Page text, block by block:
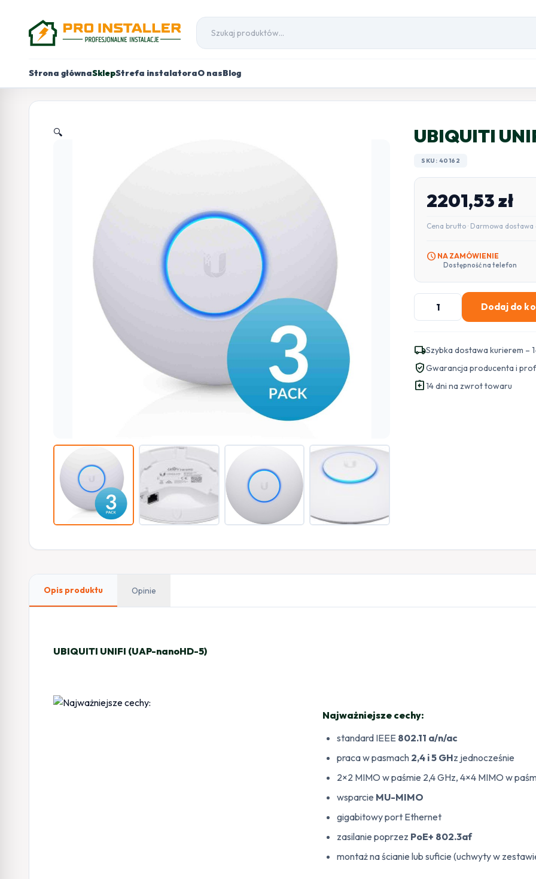
Strona głównaSklepStrefa instalatoraO nasBlog
🔍 UBIQUITI
SKU: 40162
2201,53zł
Cena brutto · Darmowa dostawa
schedule NA ZAMÓWIENIE
Dostępność na telefon
ilość
UBIQUITI
(UAP-
nanoHD-
3)
Dodaj do
local_shippingSzybka dostawa kurierem –
verified_userGwarancja producenta i
assignment_return14 dni na zwrot towaru
Opis produktu Opinie
UBIQUITI UNIFI (UAP-nanoHD-5)
Najważniejsze cechy:
standard IEEE 802.11 a/n/ac
praca w pasmach 2,4 i 5 GHz jednocześnie
2×2 MIMO w paśmie 2,4 GHz, 4×4 MIMO w
wsparcie MU-MIMO
gigabitowy port Ethernet
zasilanie poprzez PoE+ 802.3af
montaż na ścianie lub suficie (uchwyty w